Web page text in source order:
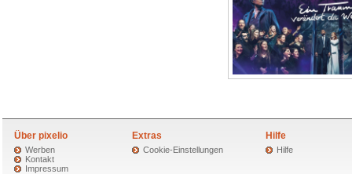
Über pixelio
Werben
Kontakt
Impressum
Extras
Cookie-Einstellungen
Hilfe
Hilfe